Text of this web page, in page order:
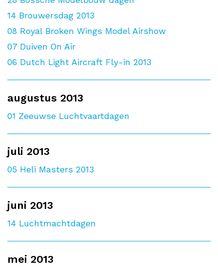
14 Brouwersdag 2013
08 Royal Broken Wings Model Airshow
07 Duiven On Air
06 Dutch Light Aircraft Fly-in 2013
augustus 2013
01 Zeeuwse Luchtvaartdagen
juli 2013
05 Heli Masters 2013
juni 2013
14 Luchtmachtdagen
mei 2013